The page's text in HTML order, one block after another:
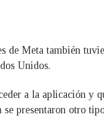
Meta también
Unidos.
a la aplicación y
presentaron otro